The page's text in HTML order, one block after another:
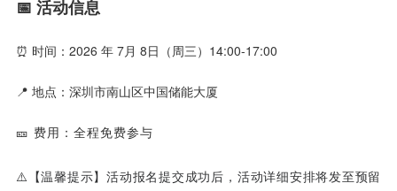
📅 活动信息
⏰ 时间：2026 年 7月 8日（周三）14:00-17:00
📍 地点：深圳市南山区中国储能大厦
🎫 费用：全程免费参与
⚠️【温馨提示】活动报名提交成功后，活动详细安排将发至预留